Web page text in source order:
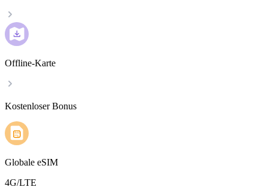
Offline-Karte
Kostenloser Bonus
Globale eSIM
4G/LTE